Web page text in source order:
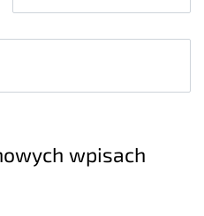
wpisach